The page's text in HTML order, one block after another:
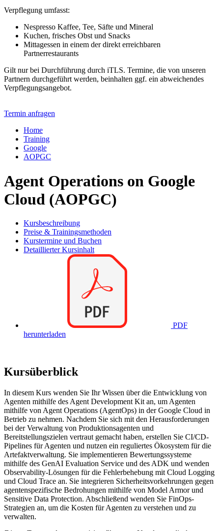
Verpflegung umfasst:
Nespresso Kaffee, Tee, Säfte und Mineral
Kuchen, frisches Obst und Snacks
Mittagessen in einem der direkt erreichbaren
Partnerrestaurants
Gilt nur bei Durchführung durch iTLS. Termine, die von unseren
Partnern durchgeführt werden, beinhalten ggf. ein abweichendes
Verpflegungsangebot.
Termin anfragen
Home
Training
Google
AOPGC
Agent Operations on Google
Cloud (AOPGC)
Kursbeschreibung
Preise & Trainingsmethoden
Kurstermine und Buchen
Detaillierter Kursinhalt
PDF
herunterladen
Kursüberblick
In diesem Kurs wenden Sie Ihr Wissen über die Entwicklung von
Agenten mithilfe des Agent Development Kit an, um Agenten
mithilfe von Agent Operations (AgentOps) in der Google Cloud in
Betrieb zu nehmen. Nachdem Sie sich mit den Herausforderungen
bei der Verwaltung von Produktionsagenten und
Bereitstellungszielen vertraut gemacht haben, erstellen Sie CI/CD-
Pipelines für Agenten und nutzen ein reguliertes Ökosystem für die
Artefaktverwaltung. Sie implementieren Bewertungssysteme
mithilfe des GenAI Evaluation Service und des ADK und wenden
Observability-Lösungen für die Fehlerbehebung mit Cloud Logging
und Cloud Trace an. Sie integrieren Sicherheitsvorkehrungen gegen
agentenspezifische Bedrohungen mithilfe von Model Armor und
Sensitive Data Protection. Abschließend wenden Sie FinOps-
Strategien an, um die Kosten für Agenten zu verstehen und zu
verwalten.